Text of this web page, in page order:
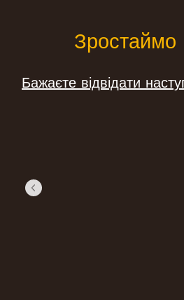
Зростаймо
Бажаєте відвідати